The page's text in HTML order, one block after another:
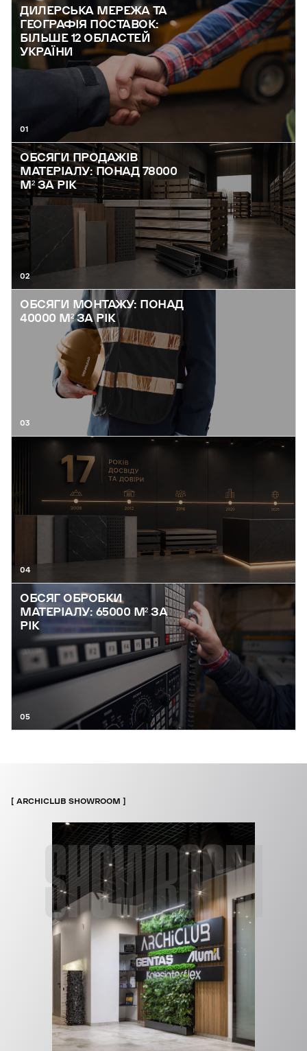
ДИЛЕРСЬКА МЕРЕЖА ТА
ГЕОГРАФІЯ ПОСТАВОК:
БІЛЬШЕ 12 ОБЛАСТЕЙ
УКРАЇНИ
01
ОБСЯГИ ПРОДАЖІВ
МАТЕРІАЛУ: ПОНАД 78000
М² ЗА РІК
02
ОБСЯГИ МОНТАЖУ: ПОНАД
40000 М² ЗА РІК
03
04
ОБСЯГ ОБРОБКИ
МАТЕРІАЛУ: 65000 М² ЗА
РІК
05
SHOWROOM
ARCHICLUB SHOWROOM